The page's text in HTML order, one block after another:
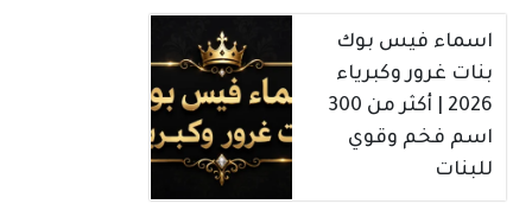
اسماء فيس بوك
بنات غرور وكبرياء
2026 | أكثر من 300
اسم فخم وقوي
للبنات